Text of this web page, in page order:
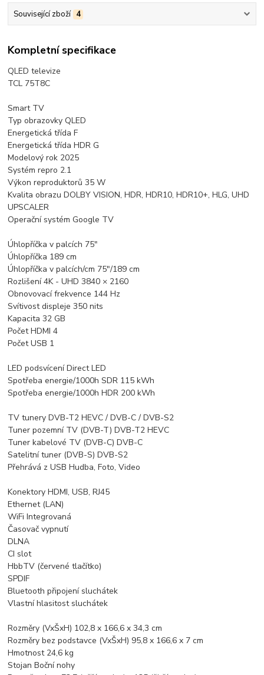
Související zboží 4
Kompletní specifikace
QLED televize
TCL 75T8C
Smart TV
Typ obrazovky QLED
Energetická třída F
Energetická třída HDR G
Modelový rok 2025
Systém repro 2.1
Výkon reproduktorů 35 W
Kvalita obrazu DOLBY VISION, HDR, HDR10, HDR10+, HLG, UHD
UPSCALER
Operační systém Google TV
Úhlopříčka v palcích 75"
Úhlopříčka 189 cm
Úhlopříčka v palcích/cm 75"/189 cm
Rozlišení 4K - UHD 3840 × 2160
Obnovovací frekvence 144 Hz
Svítivost displeje 350 nits
Kapacita 32 GB
Počet HDMI 4
Počet USB 1
LED podsvícení Direct LED
Spotřeba energie/1000h SDR 115 kWh
Spotřeba energie/1000h HDR 200 kWh
TV tunery DVB-T2 HEVC / DVB-C / DVB-S2
Tuner pozemní TV (DVB-T) DVB-T2 HEVC
Tuner kabelové TV (DVB-C) DVB-C
Satelitní tuner (DVB-S) DVB-S2
Přehrává z USB Hudba, Foto, Video
Konektory HDMI, USB, RJ45
Ethernet (LAN)
WiFi Integrovaná
Časovač vypnutí
DLNA
CI slot
HbbTV (červené tlačítko)
SPDIF
Bluetooth připojení sluchátek
Vlastní hlasitost sluchátek
Rozměry (VxŠxH) 102,8 x 166,6 x 34,3 cm
Rozměry bez podstavce (VxŠxH) 95,8 x 166,6 x 7 cm
Hmotnost 24,6 kg
Stojan Boční nohy